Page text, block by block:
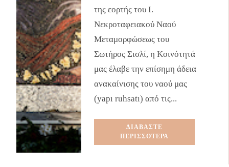
της εορτής του Ι.
Νεκροταφειακού Ναού
Μεταμορφώσεως του
Σωτήρος Σισλί, η Κοινότητά
μας έλαβε την επίσημη άδεια
ανακαίνισης του ναού μας
(yapı ruhsatı) από τις...
ΔΙΑΒΑΣΤΕ
ΠΕΡΙΣΣΟΤΕΡΑ